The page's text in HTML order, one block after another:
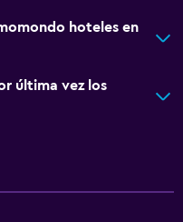
hoteles en
última vez los